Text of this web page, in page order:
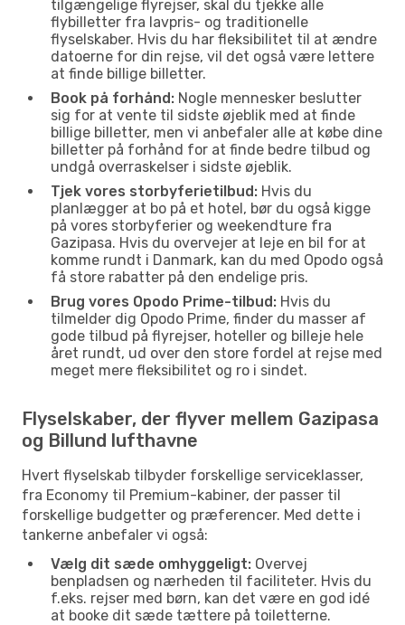
tilgængelige flyrejser, skal du tjekke alle
flybilletter fra lavpris- og traditionelle
flyselskaber. Hvis du har fleksibilitet til at ændre
datoerne for din rejse, vil det også være lettere
at finde billige billetter.
Book på forhånd: Nogle mennesker beslutter
sig for at vente til sidste øjeblik med at finde
billige billetter, men vi anbefaler alle at købe dine
billetter på forhånd for at finde bedre tilbud og
undgå overraskelser i sidste øjeblik.
Tjek vores storbyferietilbud: Hvis du
planlægger at bo på et hotel, bør du også kigge
på vores storbyferier og weekendture fra
Gazipasa. Hvis du overvejer at leje en bil for at
komme rundt i Danmark, kan du med Opodo også
få store rabatter på den endelige pris.
Brug vores Opodo Prime-tilbud: Hvis du
tilmelder dig Opodo Prime, finder du masser af
gode tilbud på flyrejser, hoteller og billeje hele
året rundt, ud over den store fordel at rejse med
meget mere fleksibilitet og ro i sindet.
Flyselskaber, der flyver mellem Gazipasa
og Billund lufthavne
Hvert flyselskab tilbyder forskellige serviceklasser,
fra Economy til Premium-kabiner, der passer til
forskellige budgetter og præferencer. Med dette i
tankerne anbefaler vi også:
Vælg dit sæde omhyggeligt: Overvej
benpladsen og nærheden til faciliteter. Hvis du
f.eks. rejser med børn, kan det være en god idé
at booke dit sæde tættere på toiletterne.